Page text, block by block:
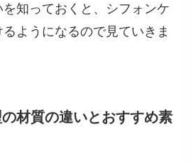
知っておくと、シフォンケ
ようになるので見ていきま
材質の違いとおすすめ素